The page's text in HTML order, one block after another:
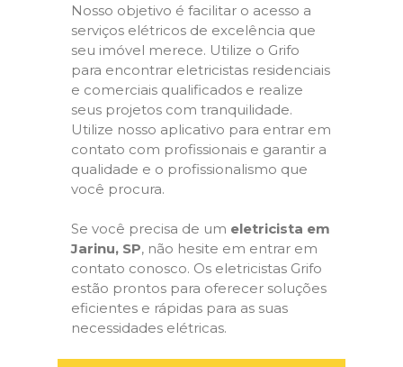
Nosso objetivo é facilitar o acesso a
serviços elétricos de excelência que
seu imóvel merece. Utilize o Grifo
para encontrar eletricistas residenciais
e comerciais qualificados e realize
seus projetos com tranquilidade.
Utilize nosso aplicativo para entrar em
contato com profissionais e garantir a
qualidade e o profissionalismo que
você procura.
Se você precisa de um eletricista em
Jarinu, SP, não hesite em entrar em
contato conosco. Os eletricistas Grifo
estão prontos para oferecer soluções
eficientes e rápidas para as suas
necessidades elétricas.